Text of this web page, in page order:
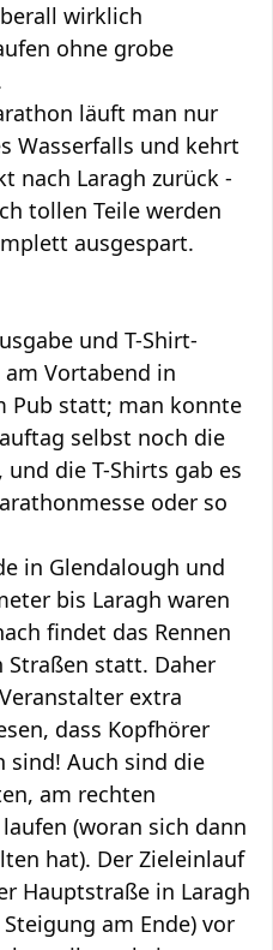
wirklich
ohne grobe
läuft man nur
Wasserfalls und kehrt
nach Laragh zurück -
tollen Teile werden
ausgespart.
und T-Shirt-
Vortabend in
Pub statt; man konnte
selbst noch die
die T-Shirts gab es
oder so
in Glendalough und
bis Laragh waren
findet das Rennen
statt. Daher
extra
dass Kopfhörer
sind! Auch sind die
am rechten
(woran sich dann
hat). Der Zieleinlauf
Hauptstraße in Laragh
am Ende) vor